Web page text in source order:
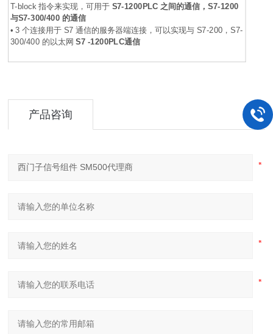
T-block 指令来实现，可用于S7-1200PLC 之间的通信，S7-1200
与S7-300/400 的通信
• 3 个连接用于 S7 通信的服务器端连接，可以实现与 S7-200，S7-
300/400 的以太网S7 -1200PLC通信
产品咨询